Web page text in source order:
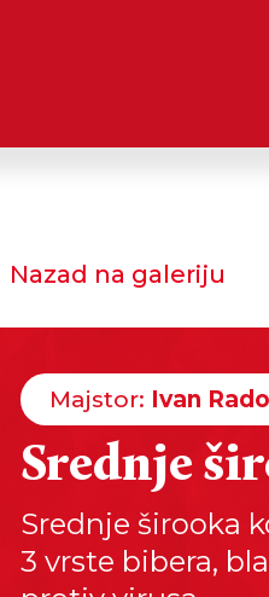
Nazad na galeriju
Majstor: Ivan
Srednje
Srednje širooka
3 vrste bibera,